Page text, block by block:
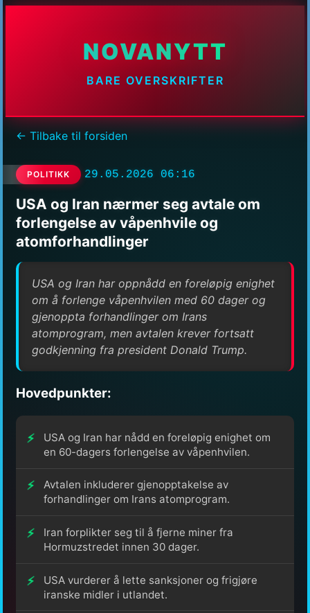
NOVANYTT
BARE OVERSKRIFTER
← Tilbake til forsiden
POLITIKK 29.05.2026 06:16
USA og Iran nærmer seg avtale om
forlengelse av våpenhvile og
atomforhandlinger
USA og Iran har oppnådd en foreløpig enighet
om å forlenge våpenhvilen med 60 dager og
gjenoppta forhandlinger om Irans
atomprogram, men avtalen krever fortsatt
godkjenning fra president Donald Trump.
Hovedpunkter:
USA og Iran har nådd en foreløpig enighet om
en 60-dagers forlengelse av våpenhvilen.
Avtalen inkluderer gjenopptakelse av
forhandlinger om Irans atomprogram.
Iran forplikter seg til å fjerne miner fra
Hormuzstredet innen 30 dager.
USA vurderer å lette sanksjoner og frigjøre
iranske midler i utlandet.